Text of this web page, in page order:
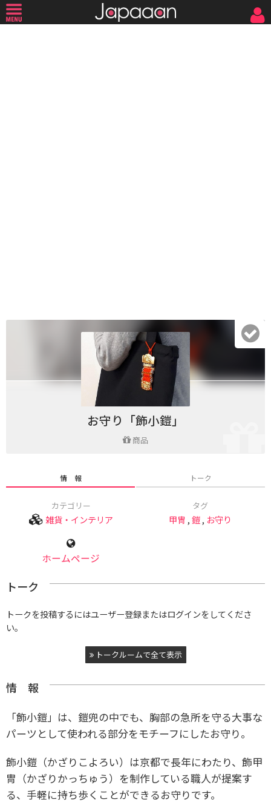
お守り「飾小鎧」
商品
情 報 トーク
カテゴリー
雑貨・インテリア
タグ
甲冑 ,鎧, お守り
ホームページ
トーク
トークを投稿するにはユーザー登録またはログインをしてくださ
い。
トークルームで全て表示
情 報
「飾小鎧」は、鎧兜の中でも、胸部の急所を守る大事な
パーツとして使われる部分をモチーフにしたお守り。
飾小鎧（かざりこよろい）は京都で長年にわたり、飾甲
冑（かざりかっちゅう）を制作している職人が提案す
る、手軽に持ち歩くことができるお守りです。